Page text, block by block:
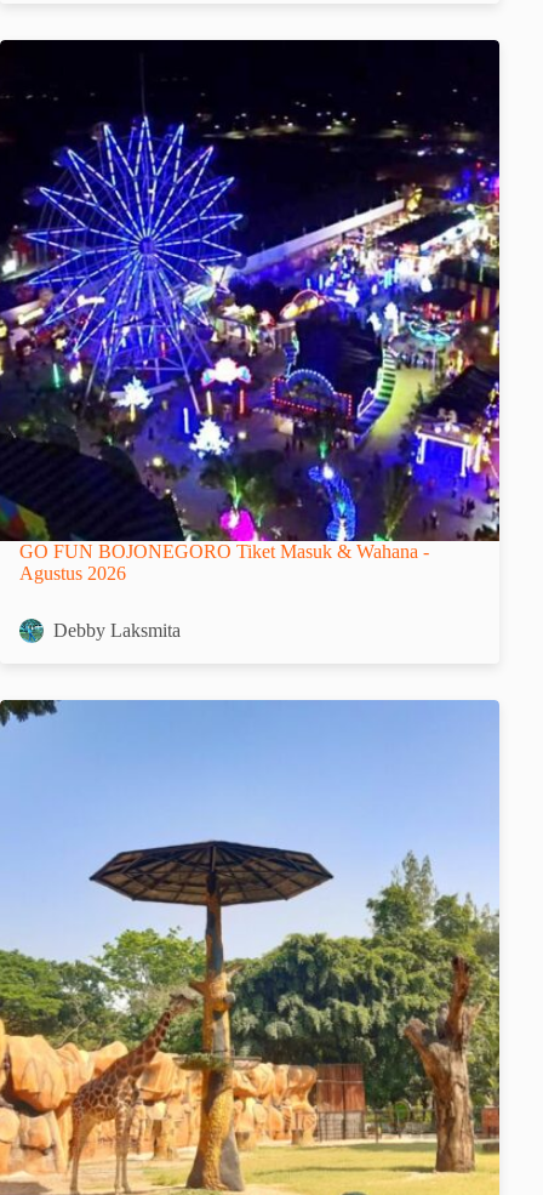
GO FUN BOJONEGORO Tiket Masuk & Wahana -
Agustus 2026
Debby Laksmita